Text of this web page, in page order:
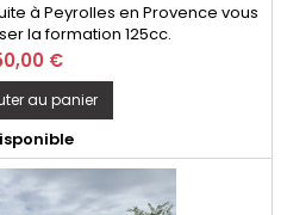
à Peyrolles en Provence vous
la formation 125cc.
€
au panier